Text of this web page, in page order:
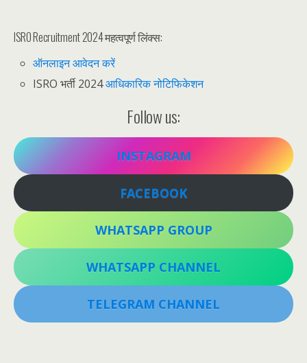
ISRO Recruitment 2024 महत्वपूर्ण लिंक्स:
ऑनलाइन आवेदन करें
ISRO भर्ती 2024आधिकारिक नोटिफिकेशन
Follow us:
INSTAGRAM
FACEBOOK
WHATSAPP GROUP
WHATSAPP CHANNEL
TELEGRAM CHANNEL